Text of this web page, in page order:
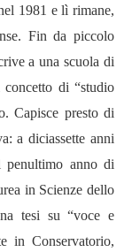
1981 e lì rimane,
Fin da piccolo
a una scuola di
di “studio
Capisce presto di
a diciassette anni
anno di
in Scienze dello
tesi su“voce e
in Conservatorio,